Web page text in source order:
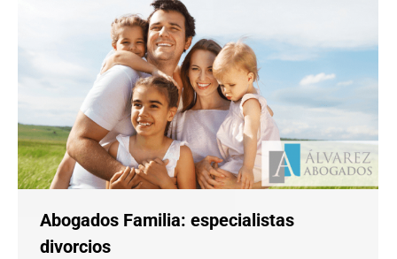
Abogados Familia: especialistas
divorcios